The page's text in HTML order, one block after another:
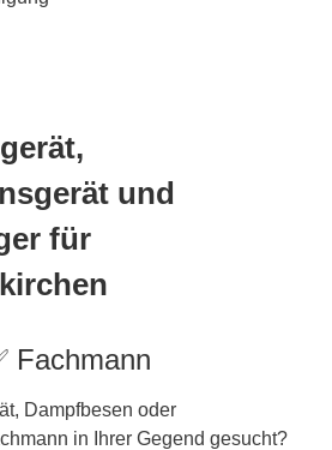
und
für
Fachmann
Dampfbesen oder
in Ihrer Gegend gesucht?